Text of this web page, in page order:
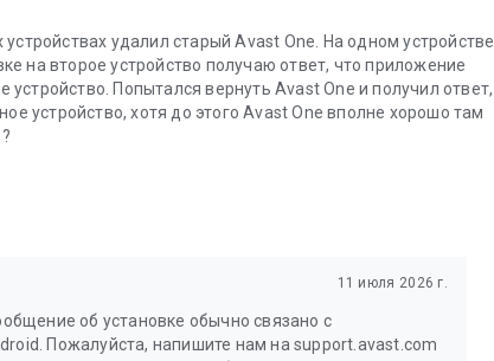
удалил старый Avast One. На одном устройстве
на второе устройство получаю ответ, что приложение
Попытался вернуть Avast One и получил ответ,
устройство, хотя до этого Avast One вполне хорошо там
11 июля 2026 г.
об установке обычно связано с
Пожалуйста, напишите нам на support.avast.com